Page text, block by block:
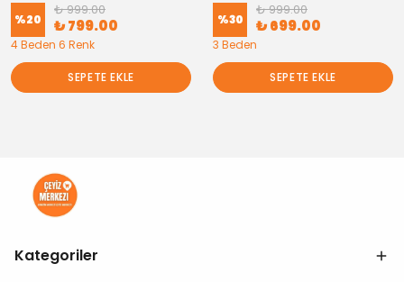
%20
₺ 999.00
₺ 799.00
4 Beden 6 Renk
SEPETE EKLE
%30
₺ 999.00
₺ 699.00
3 Beden
SEPETE EKLE
Kategoriler